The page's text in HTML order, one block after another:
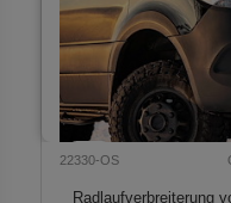
22330-OS
Radlaufverbreiterung